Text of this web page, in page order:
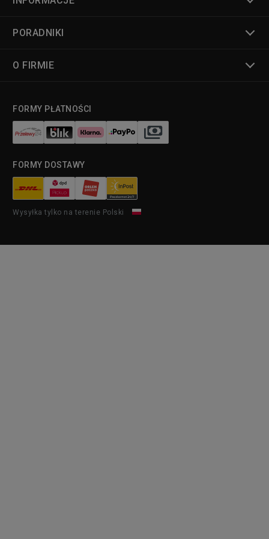
PORADNIKI
O FIRMIE
FORMY PŁATNOŚCI
FORMY DOSTAWY
Wysyłka tylko na terenie Polski